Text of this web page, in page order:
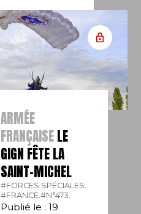
ARMÉE
FRANÇAISELE
GIGN FÊTE LA
SAINT-MICHEL
#FORCES SPÉCIALES.
#FRANCE.#N°473.
Publié le : 19